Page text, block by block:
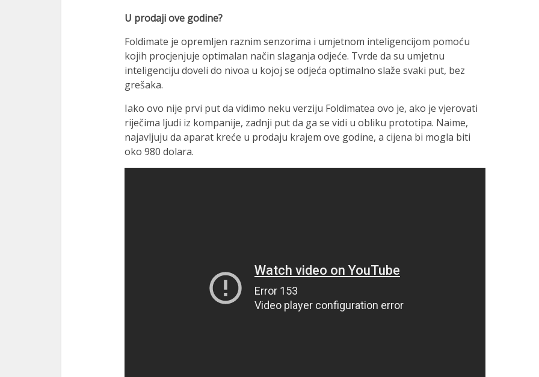
U prodaji ove godine?
Foldimate je opremljen raznim senzorima i umjetnom inteligencijom pomoću
kojih procjenjuje optimalan način slaganja odjeće. Tvrde da su umjetnu
inteligenciju doveli do nivoa u kojoj se odjeća optimalno slaže svaki put, bez
grešaka.
Iako ovo nije prvi put da vidimo neku verziju Foldimatea ovo je, ako je vjerovati
riječima ljudi iz kompanije, zadnji put da ga se vidi u obliku prototipa. Naime,
najavljuju da aparat kreće u prodaju krajem ove godine, a cijena bi mogla biti
oko 980 dolara.